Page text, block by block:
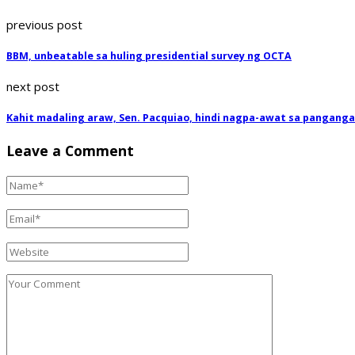
previous post
BBM, unbeatable sa huling presidential survey ng OCTA
next post
Kahit madaling araw, Sen. Pacquiao, hindi nagpa-awat sa
Leave a Comment